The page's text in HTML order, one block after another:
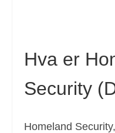
Hva er
Security
Homeland